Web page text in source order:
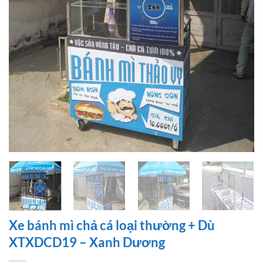
Xe bánh mì chả cá loại thường + Dù
XTXDCD19 – Xanh Dương